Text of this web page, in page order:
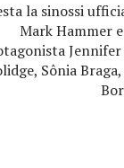
la sinossi
Mark Hammer
Jennifer
Sônia